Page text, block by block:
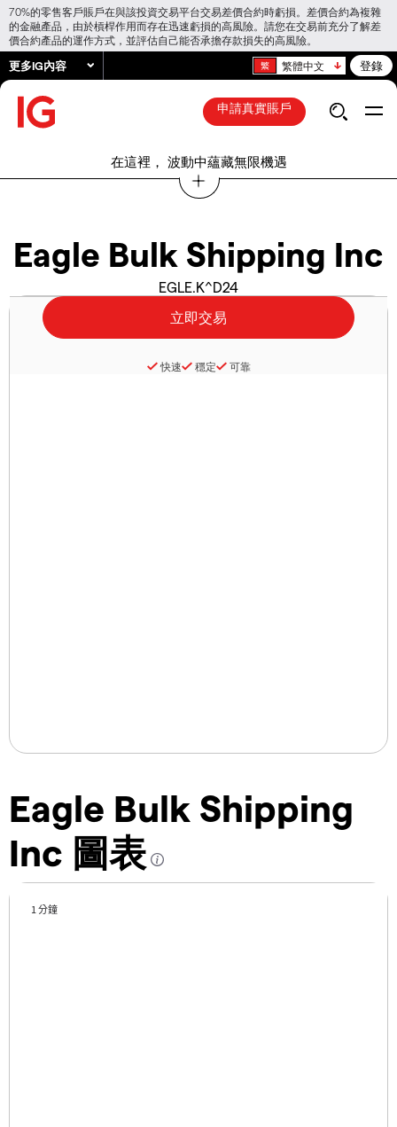
70%的零售客戶賬戶在與該投資交易平台交易差價合約時虧損。差價合約為複雜
的金融產品，由於槓桿作用而存在迅速虧損的高風險。請您在交易前充分了解差
價合約產品的運作方式，並評估自己能否承擔存款損失的高風險。
更多IG內容 繁體中文 登錄
申請真實賬戶
在這裡， 波動中蘊藏無限機遇
Eagle Bulk Shipping Inc
EGLE.K^D24
Eagle Bulk Shipping
Inc 圖表
1 分鐘
快速 穩定 可靠